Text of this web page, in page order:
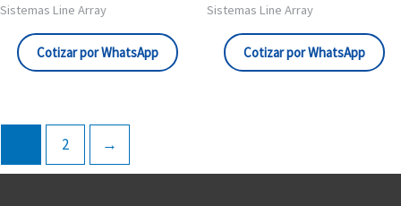
Sistemas Line Array
Cotizar por WhatsApp
Sistemas Line Array
Cotizar por WhatsApp
2 →